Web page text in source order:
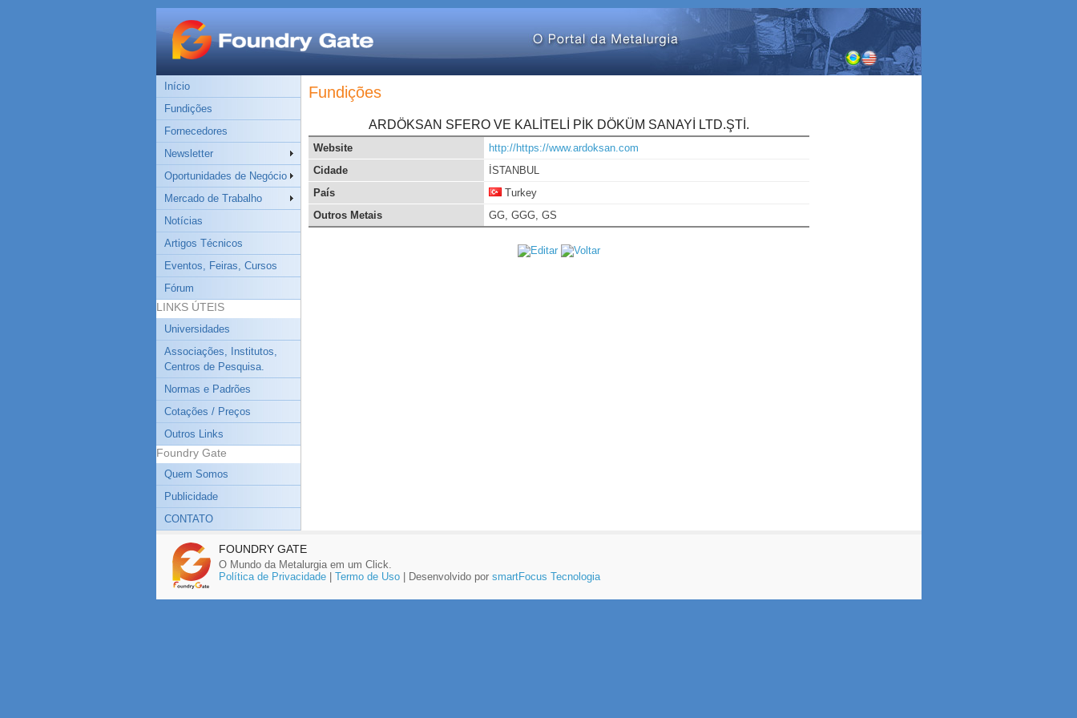
Início
Fundições
Fornecedores
Newsletter
Oportunidades de Negócio
Mercado de Trabalho
Notícias
Artigos Técnicos
Eventos, Feiras, Cursos
Fórum
LINKS ÚTEIS
Universidades
Associações, Institutos,
Centros de Pesquisa.
Normas e Padrões
Cotações / Preços
Outros Links
Foundry Gate
Quem Somos
Publicidade
CONTATO
Fundições
ARDÖKSAN SFERO VE KALİTELİ PİK DÖKÜM SANAYİ LTD.ŞTİ.
Website
http://https://www.ardoksan.com
Cidade
İSTANBUL
País
Turkey
Outros Metais
GG, GGG, GS
FOUNDRY GATE
O Mundo da Metalurgia em um Click.
Política de Privacidade| Termo de Uso| Desenvolvido por smartFocus Tecnologia